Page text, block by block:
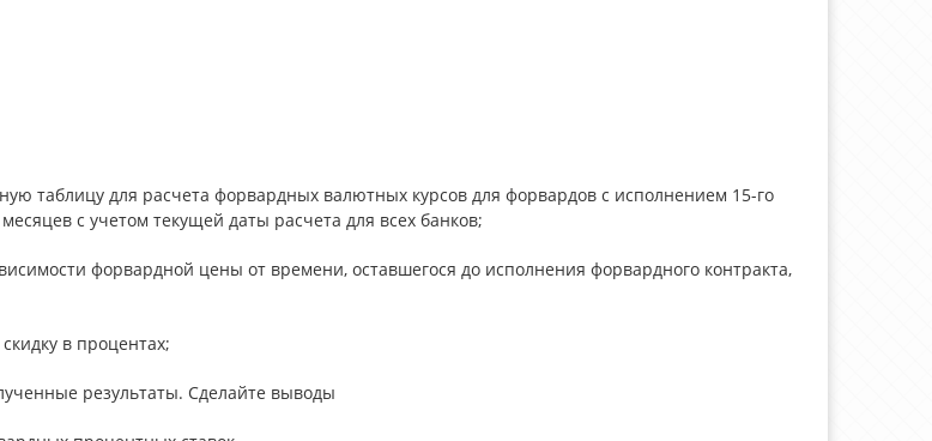
таблицу для расчета форвардных валютных курсов для форвардов с исполнением 15-го
с учетом текущей даты расчета для всех банков;
форвардной цены от времени, оставшегося до исполнения форвардного контракта,
в процентах;
результаты. Сделайте выводы